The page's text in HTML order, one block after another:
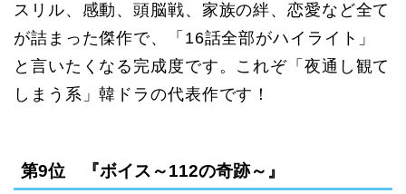
スリル、感動、頭脳戦、家族の絆、恋愛など全て
が詰まった傑作で、「16話全部がハイライト」
と言いたくなる完成度です。これぞ「夜通し観て
しまう系」韓ドラの代表作です！
第9位 『ボイス～112の奇跡～』